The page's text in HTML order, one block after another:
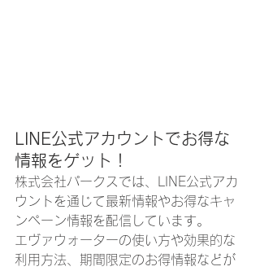
LINE公式アカウントでお得な
情報をゲット！
株式会社パークスでは、LINE公式アカ
ウントを通じて最新情報やお得なキャ
ンペーン情報を配信しています。
エヴァウォーターの使い方や効果的な
利用方法、期間限定のお得情報などが